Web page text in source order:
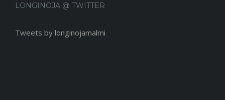
LONGINOJA @ TWITTER
Tweets by longinojamalmi